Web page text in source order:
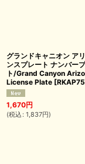
グランドキャニオン ア
ンスプレート ナンバー
ト/Grand Canyon
License Plate [RKAP75
1,670円
(税込 : 1,837円)